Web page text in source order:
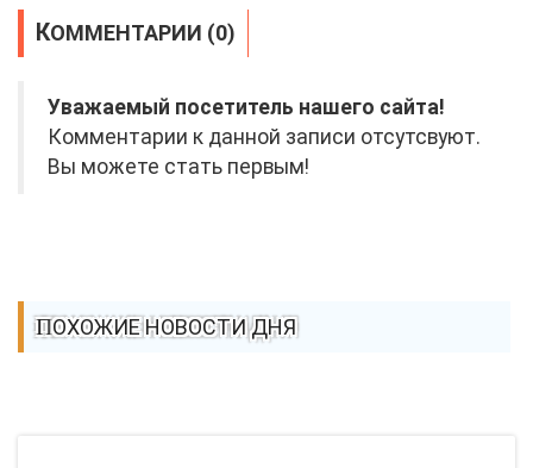
КОММЕНТАРИИ (0)
Уважаемый посетитель нашего сайта!
Комментарии к данной записи отсутсвуют.
Вы можете стать первым!
ПОХОЖИЕ НОВОСТИ ДНЯ